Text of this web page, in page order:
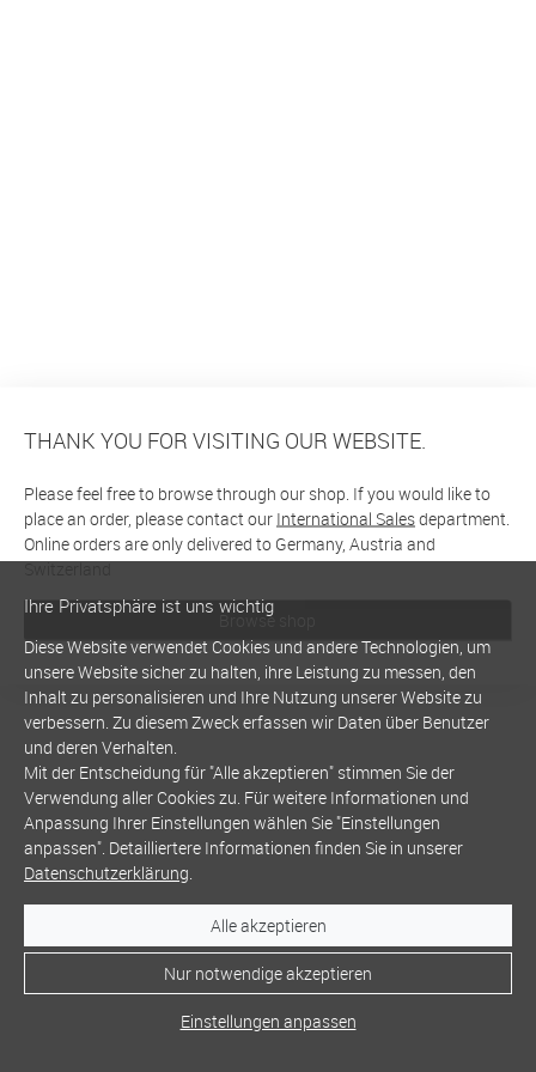
THANK YOU FOR VISITING OUR WEBSITE.
Please feel free to browse through our shop. If you would like to
place an order, please contact our International Salesdepartment.
Online orders are only delivered to Germany, Austria and
Switzerland
Browse shop
Ihre Privatsphäre ist uns wichtig
Diese Website verwendet Cookies und andere Technologien, um
unsere Website sicher zu halten, ihre Leistung zu messen, den
Inhalt zu personalisieren und Ihre Nutzung unserer Website zu
verbessern. Zu diesem Zweck erfassen wir Daten über Benutzer
und deren Verhalten.
Mit der Entscheidung für "Alle akzeptieren" stimmen Sie der
Verwendung aller Cookies zu. Für weitere Informationen und
Anpassung Ihrer Einstellungen wählen Sie "Einstellungen
anpassen". Detailliertere Informationen finden Sie in unserer
Datenschutzerklärung.
Alle akzeptieren
Nur notwendige akzeptieren
Einstellungen anpassen